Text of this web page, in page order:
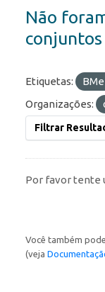
Não
Etiquetas:
Organizações:
Filtrar
Por favor tente
Você também
(veja